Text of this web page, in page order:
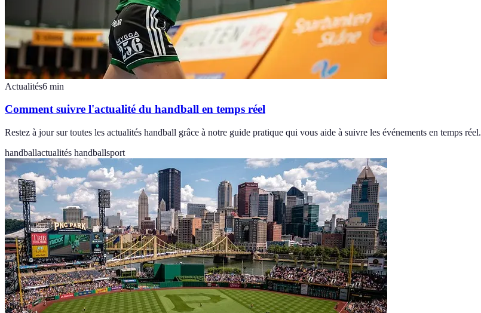
Actualités6 min
Comment suivre l'actualité du handball en temps réel
Restez à jour sur toutes les actualités handball grâce à notre guide pratique qui vous aide à suivre les événements en temps réel.
handballactualités handballsport